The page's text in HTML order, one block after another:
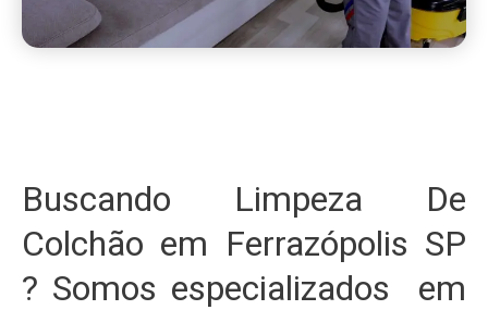
Buscando Limpeza De
Colchão em Ferrazópolis SP
? Somos especializados em